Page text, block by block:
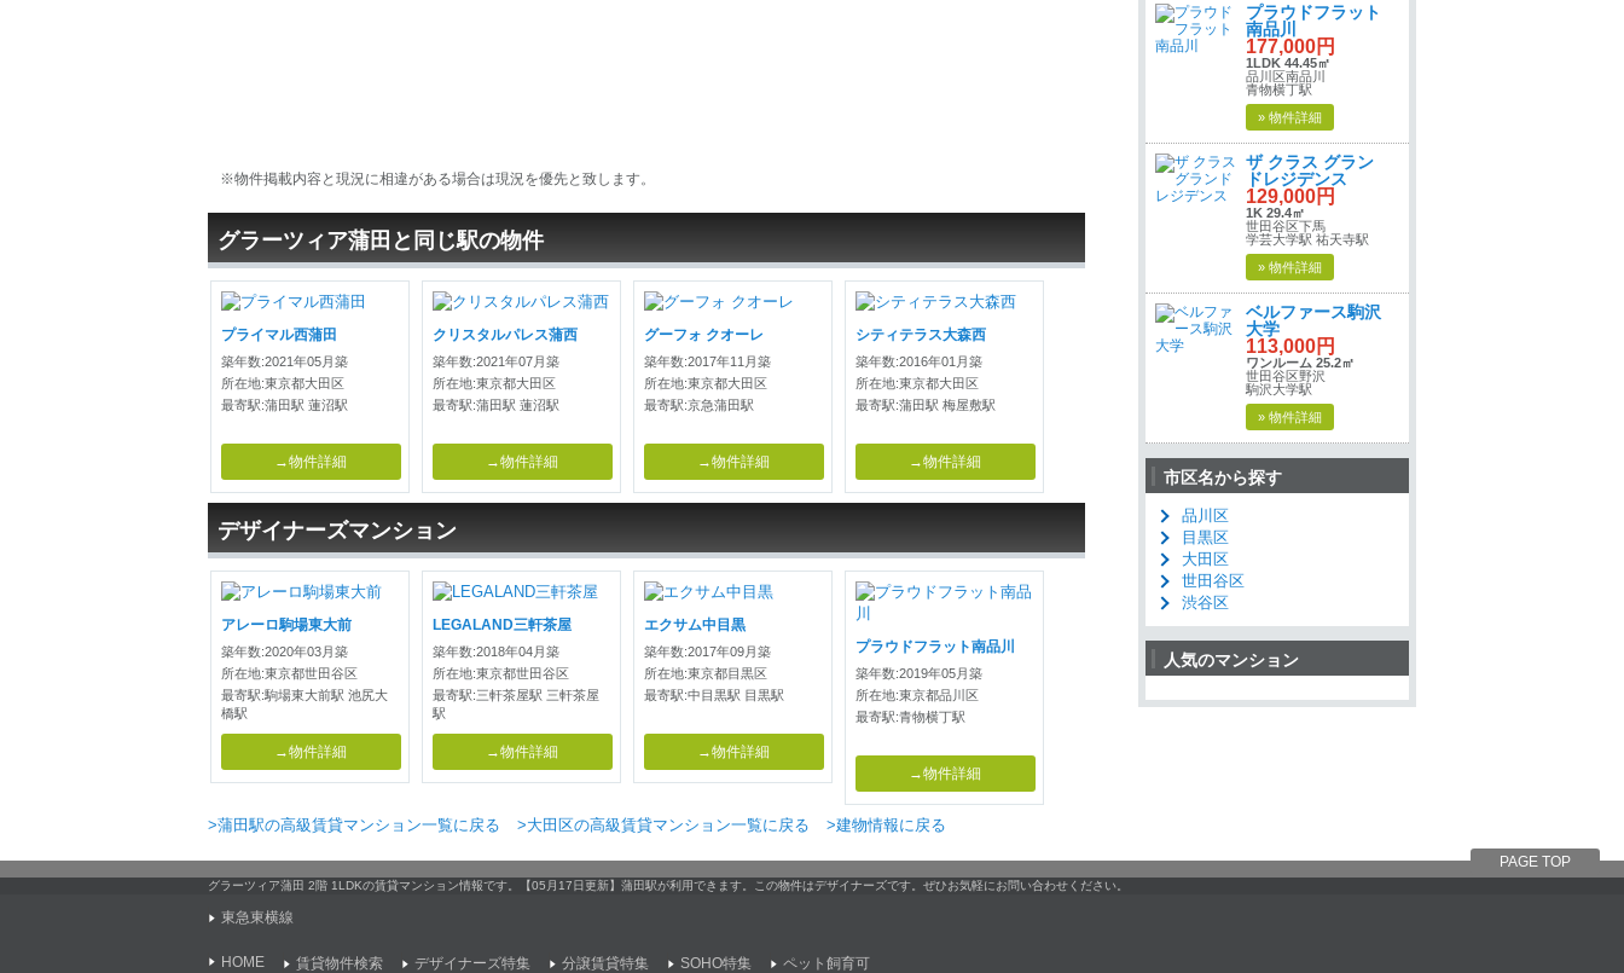
※物件掲載内容と現況に相違がある場合は現況を優先と致します。
グラーツィア蒲田と同じ駅の物件
プライマル西蒲田
築年数:2021年05月築
所在地:東京都大田区
最寄駅:蒲田駅 蓮沼駅
→物件詳細
クリスタルパレス蒲西
築年数:2021年07月築
所在地:東京都大田区
最寄駅:蒲田駅 蓮沼駅
→物件詳細
グーフォ クオーレ
築年数:2017年11月築
所在地:東京都大田区
最寄駅:京急蒲田駅
→物件詳細
シティテラス大森西
築年数:2016年01月築
所在地:東京都大田区
最寄駅:蒲田駅 梅屋敷駅
→物件詳細
デザイナーズマンション
アレーロ駒場東大前
築年数:2020年03月築
所在地:東京都世田谷区
最寄駅:駒場東大前駅 池尻大
橋駅
→物件詳細
LEGALAND三軒茶屋
築年数:2018年04月築
所在地:東京都世田谷区
最寄駅:三軒茶屋駅 三軒茶屋
駅
→物件詳細
エクサム中目黒
築年数:2017年09月築
所在地:東京都目黒区
最寄駅:中目黒駅 目黒駅
→物件詳細
プラウドフラット南品川
築年数:2019年05月築
所在地:東京都品川区
最寄駅:青物横丁駅
→物件詳細
>蒲田駅の高級賃貸マンション一覧に戻る >大田区の高級賃貸マンション一覧に戻る >建物情報に戻る
プラウドフラット
南品川
177,000円
1LDK 44.45㎡
品川区南品川
青物横丁駅
» 物件詳細
ザ クラス グラン
ドレジデンス
129,000円
1K 29.4㎡
世田谷区下馬
学芸大学駅 祐天寺駅
» 物件詳細
ベルファース駒沢
大学
113,000円
ワンルーム 25.2㎡
世田谷区野沢
駒沢大学駅
» 物件詳細
市区名から探す
品川区
目黒区
大田区
世田谷区
渋谷区
人気のマンション
PAGE TOP
グラーツィア蒲田 2階 1LDKの賃貸マンション情報です。【05月17日更新】蒲田駅が利用できます。この物件はデザイナーズです。ぜひお気軽にお問い合わせください。
東急東横線
HOME 賃貸物件検索 デザイナーズ特集 分譲賃貸特集 SOHO特集 ペット飼育可